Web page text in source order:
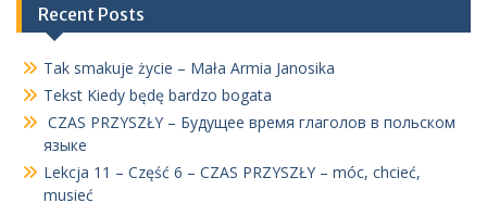
Recent Posts
Tak smakuje życie – Mała Armia Janosika
Tekst Kiedy będę bardzo bogata
CZAS PRZYSZŁY – Будущее время глаголов в польском
языке
Lekcja 11 – Część 6 – CZAS PRZYSZŁY – móc, chcieć,
musieć